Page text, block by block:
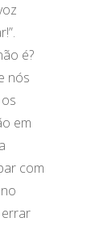
é?
nós
em
com